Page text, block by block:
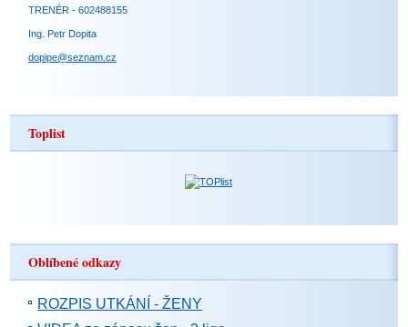
TRENÉR - 602488155
Ing. Petr Dopita
dopipe@seznam.cz
Toplist
Oblíbené odkazy
ROZPIS UTKÁNÍ - ŽENY